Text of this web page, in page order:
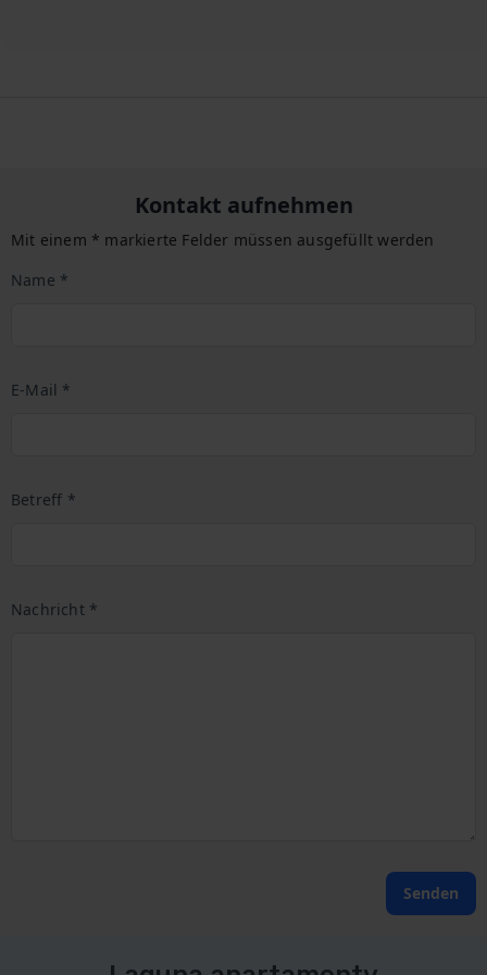
Kontakt aufnehmen
Mit einem * markierte Felder müssen ausgefüllt werden
Name *
E-Mail *
Betreff *
Nachricht *
Senden